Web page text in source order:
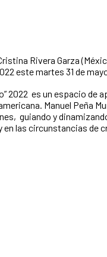
Rivera Garza
este martes 31 de
2022 es un espacio de
Manuel Peña
guiando y
las circunstancias de